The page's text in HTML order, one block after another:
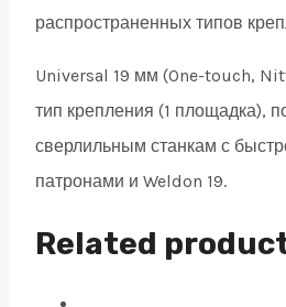
распространенных типов
Universal 19 мм (One-touch,
тип крепления (1 площадка),
сверлильным станкам с
патронами и Weldon 19.
Related